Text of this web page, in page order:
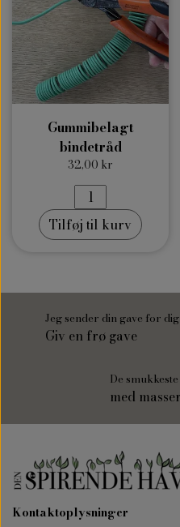
Gummibelagt
bindetråd
32,00 kr
Tilføj til kurv
Jeg sender din gave for dig
Giv en frø gave
De
med
Kontaktoplysninger